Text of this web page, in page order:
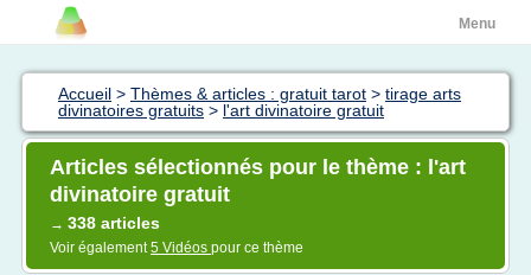
Menu
Accueil > Thèmes & articles : gratuit tarot > tirage arts
divinatoires gratuits > l'art divinatoire gratuit
Articles sélectionnés pour le thème : l'art
divinatoire gratuit
→ 338 articles
Voir également5 Vidéos pour ce thème